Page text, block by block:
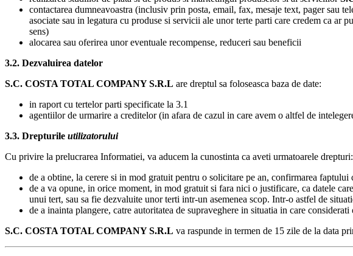
contactarea dumneavoastra (inclusiv prin posta, email, fax, mesaje text, pager sau
asociate sau in legatura cu produse si servicii ale unor terte parti care credem ca ar
sens)
alocarea sau oferirea unor eventuale recompense, reduceri sau beneficii
3.2. Dezvaluirea datelor
S.C. COSTA TOTAL COMPANYS.R.L are dreptul sa foloseasca baza de date:
in raport cu tertelor parti specificate la 3.1
agentiilor de urmarire a creditelor (in afara de cazul in care avem o altfel de
3.3. Drepturile utilizatorului
Cu privire la prelucrarea Informatiei, va aducem la cunostinta ca aveti urmatoarele drepturi:
de a obtine, la cerere si in mod gratuit pentru o solicitare pe an, confirmarea faptului
de a va opune, in orice moment, in mod gratuit si fara nici o justificare, ca datele
unui tert, sau sa fie dezvaluite unor terti intr-un asemenea scop. Intr-o astfel de
de a inainta plangere, catre autoritatea de supraveghere in situatia in care
S.C. COSTA TOTAL COMPANYS.R.L va raspunde in termen de 15 zile de la data